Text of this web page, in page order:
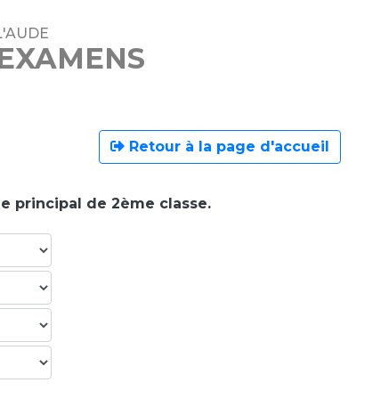
Retour à la page d'accueil
principal de 2ème classe.